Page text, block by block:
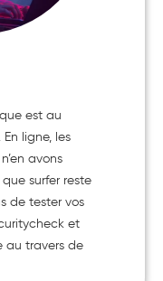
est au
ligne, les
avons
surfer reste
de tester vos
et
au travers de